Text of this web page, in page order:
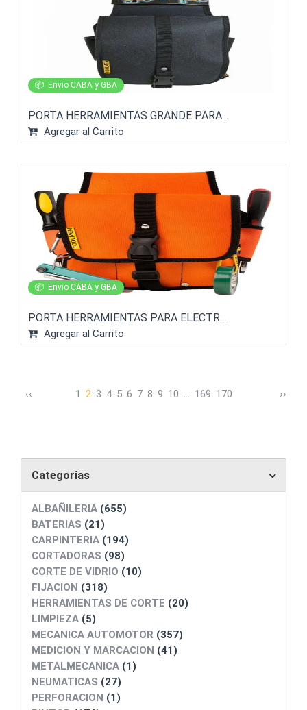
📦 Envio CABA y GBA
PORTA HERRAMIENTAS GRANDE PARA...
Agregar al Carrito
📦 Envio CABA y GBA
PORTA HERRAMIENTAS PARA ELECTR...
Agregar al Carrito
‹‹ 1 2 3 4 5 6 7 8 9 10 ... 169 170 ››
Categorias
ALBAÑILERIA (655)
BATERIAS (21)
CARPINTERIA (194)
CORTADORAS (98)
CORTE DE VIDRIO (10)
FIJACION (318)
HERRAMIENTAS DE CORTE (20)
LIMPIEZA (5)
MECANICA AUTOMOTOR (357)
MEDICION Y MARCACION (41)
METALMECANICA (1)
NEUMATICAS (27)
PERFORACION (1)